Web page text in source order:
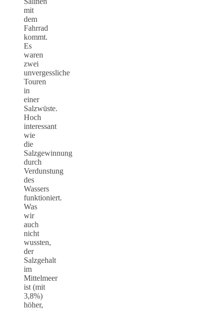
mit
dem
Fahrrad
kommt.
Es
waren
zwei
unvergessliche
Touren
in
einer
Salzwüste.
Hoch
interessant
wie
die
Salzgewinnung
durch
Verdunstung
des
Wassers
funktioniert.
Was
wir
auch
nicht
wussten,
der
Salzgehalt
im
Mittelmeer
ist (mit
3,8%)
höher,